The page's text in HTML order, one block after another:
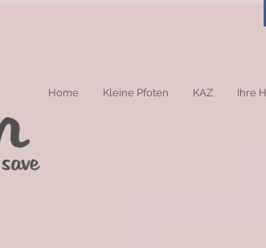
Home Kleine Pfoten KAZ Ihre